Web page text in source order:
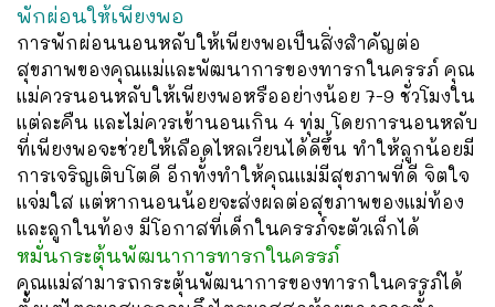
พักผ่อนให้เพียงพอ
การพักผ่อนนอนหลับให้เพียงพอเป็นสิ่งสำคัญต่อ
สุขภาพของคุณแม่และพัฒนาการของทารกในครรภ์ คุณ
แม่ควรนอนหลับให้เพียงพอหรืออย่างน้อย 7-9 ชั่วโมงใน
แต่ละคืน และไม่ควรเข้านอนเกิน 4 ทุ่ม โดยการนอนหลับ
ที่เพียงพอจะช่วยให้เลือดไหลเวียนได้ดีขึ้น ทำให้ลูกน้อยมี
การเจริญเติบโตดี อีกทั้งทำให้คุณแม่มีสุขภาพที่ดี จิตใจ
แจ่มใส แต่หากนอนน้อยจะส่งผลต่อสุขภาพของแม่ท้อง
และลูกในท้อง มีโอกาสที่เด็กในครรภ์จะตัวเล็กได้
หมั่นกระตุ้นพัฒนาการทารกในครรภ์
คุณแม่สามารถกระตุ้นพัฒนาการของทารกในครรภ์ได้